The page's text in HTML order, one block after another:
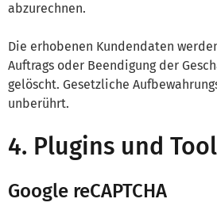
abzurechnen.
Die erhobenen Kundendaten
Auftrags oder Beendigung der
gelöscht. Gesetzliche
unberührt.
4. Plugins und
Google reCAPTCHA